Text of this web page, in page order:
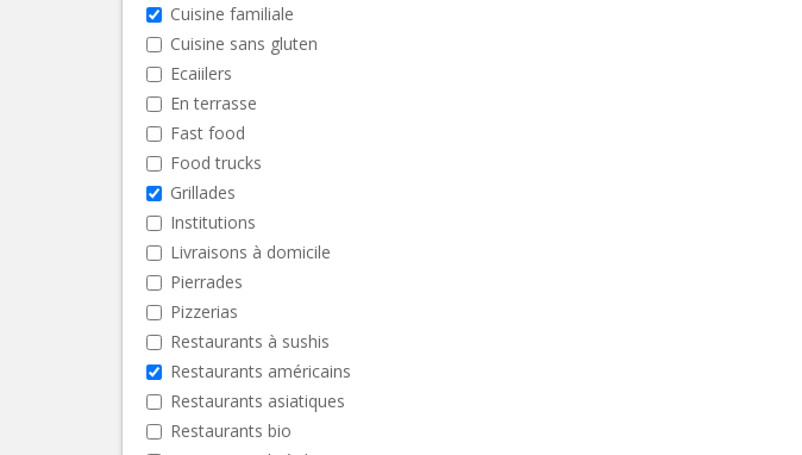
Cuisine familiale
Cuisine sans gluten
Ecaiilers
En terrasse
Fast food
Food trucks
Grillades
Institutions
Livraisons à domicile
Pierrades
Pizzerias
Restaurants à sushis
Restaurants américains
Restaurants asiatiques
Restaurants bio